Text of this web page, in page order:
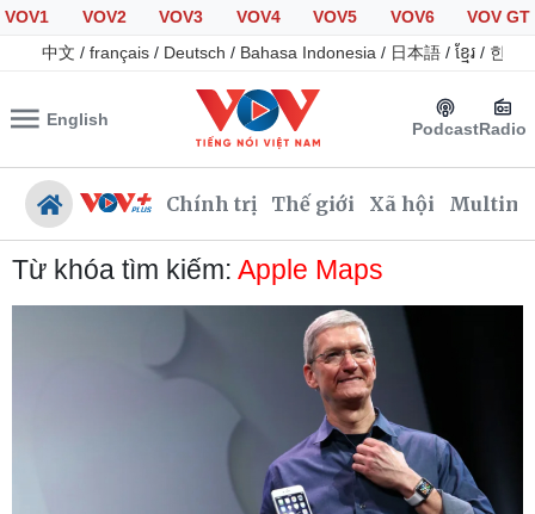
VOV1 VOV2 VOV3 VOV4 VOV5 VOV6
VOV GT
中文 / français / Deutsch / Bahasa Indonesia / 日本語 / ខ្មែរ / 한국
English PodcastRadio
Chính trị Thế giới Xã hội
Xã hội
Tin 24h
Giáo dục
Dự báo thời tiết
Dấu ấn VOV
Việc làm
Biển đảo
Từ khóa tìm kiếm: Apple Maps